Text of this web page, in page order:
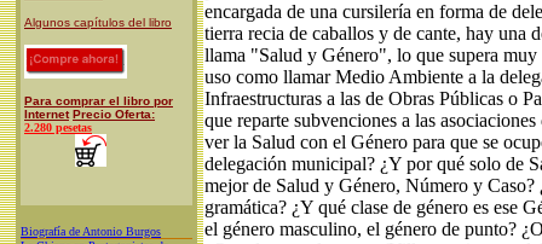
Algunos capítulos del libro
Para comprar el libro por
Internet Precio Oferta:
2.280 pesetas
Biografía de Antonio Burgos
encargada de una cursilería en forma de
tierra recia de caballos y de cante, hay una
llama "Salud y Género", lo que supera muy
uso como llamar Medio Ambiente a la
Infraestructuras a las de Obras Públicas o
que reparte subvenciones a las
ver la Salud con el Género para que se
delegación municipal? ¿Y por qué solo de
mejor de Salud y Género, Número y Caso?
gramática? ¿Y qué clase de género es ese
el género masculino, el género de punto?